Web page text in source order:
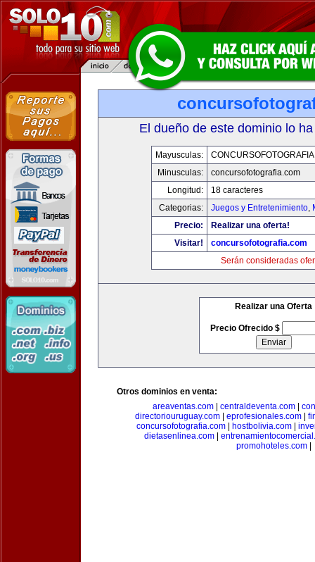
El dueño de este dominio lo
Mayusculas:
Minusculas:
concursofotografia.com
Longitud:
18 caracteres
Categorias:
Juegos y Entretenimiento,
Precio:
Realizar una oferta!
Visitar!
concursofotografia.com
Serán consideradas
Realizar una Oferta
Precio Ofrecido $
Otros dominios en venta:
areaventas.com
centraldeventa.com
directoriouruguay.com
eprofesionales.com
concursofotografia.com| hostbolivia.com|
dietasenlinea.com|
promohoteles.com|